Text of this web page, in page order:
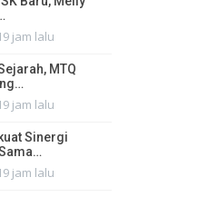
jam lalu
MTQ
jam lalu
Sinergi
jam lalu